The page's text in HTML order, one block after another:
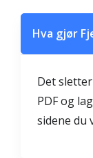
Hva gjør
Det
PDF og
sidene du